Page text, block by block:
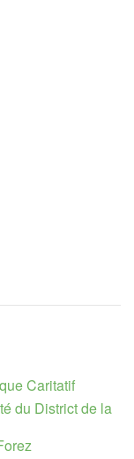
Caritatif
du District de la